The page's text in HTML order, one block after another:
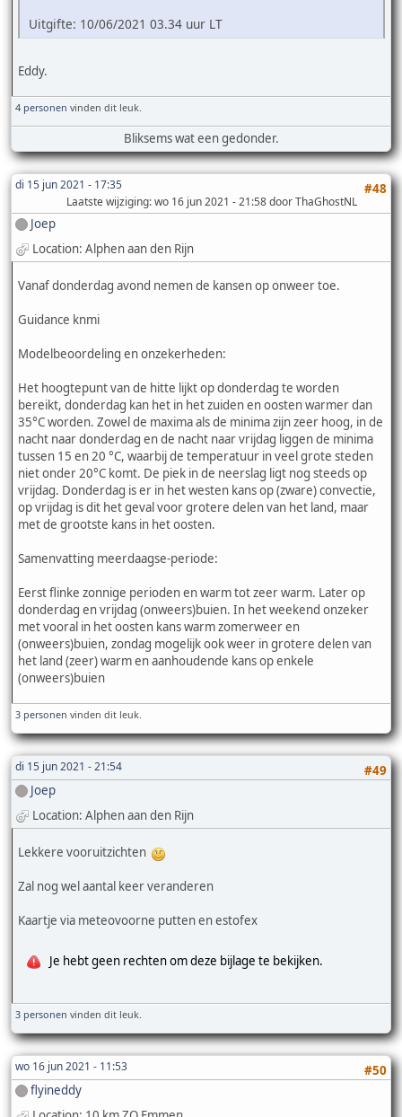
Uitgifte: 10/06/2021 03.34 uur LT
Eddy.
4 personen vinden dit leuk.
Bliksems wat een gedonder.
di 15 jun 2021 - 17:35 #48
Laatste wijziging: wo 16 jun 2021 - 21:58 door ThaGhostNL
Joep
Location: Alphen aan den Rijn
Vanaf donderdag avond nemen de kansen op onweer toe.
Guidance knmi
Modelbeoordeling en onzekerheden:
Het hoogtepunt van de hitte lijkt op donderdag te worden
bereikt, donderdag kan het in het zuiden en oosten warmer dan
35°C worden. Zowel de maxima als de minima zijn zeer hoog, in de
nacht naar donderdag en de nacht naar vrijdag liggen de minima
tussen 15 en 20 °C, waarbij de temperatuur in veel grote steden
niet onder 20°C komt. De piek in de neerslag ligt nog steeds op
vrijdag. Donderdag is er in het westen kans op (zware) convectie,
op vrijdag is dit het geval voor grotere delen van het land, maar
met de grootste kans in het oosten.
Samenvatting meerdaagse-periode:
Eerst flinke zonnige perioden en warm tot zeer warm. Later op
donderdag en vrijdag (onweers)buien. In het weekend onzeker
met vooral in het oosten kans warm zomerweer en
(onweers)buien, zondag mogelijk ook weer in grotere delen van
het land (zeer) warm en aanhoudende kans op enkele
(onweers)buien
3 personen vinden dit leuk.
di 15 jun 2021 - 21:54
#49
Joep
Location: Alphen aan den Rijn
Lekkere vooruitzichten
Zal nog wel aantal keer veranderen
Kaartje via meteovoorne putten en estofex
Je hebt geen rechten om deze bijlage te bekijken.
3 personen vinden dit leuk.
wo 16 jun 2021 - 11:53
#50
flyineddy